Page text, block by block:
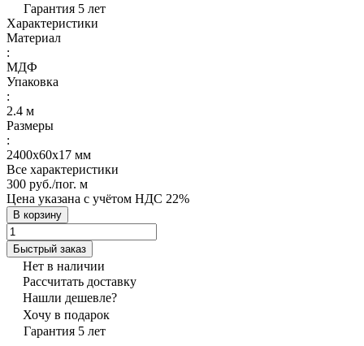
Гарантия 5 лет
Характеристики
Материал
:
МДФ
Упаковка
:
2.4 м
Размеры
:
2400х60х17 мм
Все характеристики
300 руб./пог. м
Цена указана с учётом НДС 22%
В корзину
Быстрый заказ
Нет в наличии
Рассчитать доставку
Нашли дешевле?
Хочу в подарок
Гарантия 5 лет